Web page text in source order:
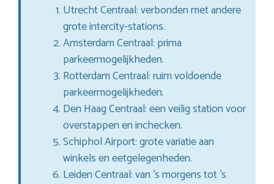
Utrecht Centraal: verbonden met andere
grote intercity-stations.
Amsterdam Centraal: prima
parkeermogelijkheden.
Rotterdam Centraal: ruim voldoende
parkeermogelijkheden.
Den Haag Centraal: een veilig station voor
overstappen en inchecken.
Schiphol Airport: grote variatie aan
winkels en eetgelegenheden.
Leiden Centraal: van ’s morgens tot ’s